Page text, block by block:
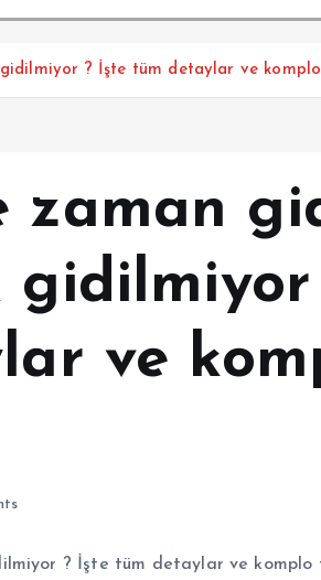
gidilmiyor ? İşte tüm detaylar ve
zaman
gidilmiyor
ve